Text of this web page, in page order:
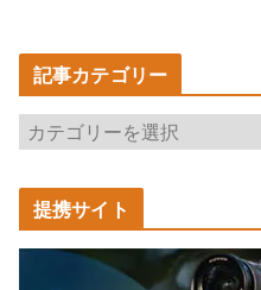
記事カテゴリー
記
事
カ
テ
ゴ
提携サイト